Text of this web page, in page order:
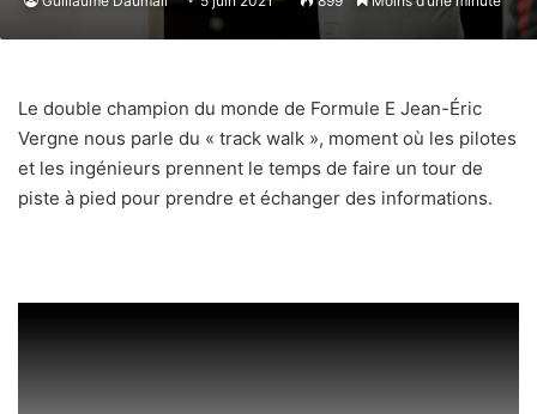
Le double champion du monde de Formule E Jean-Éric
Vergne nous parle du « track walk », moment où les pilotes
et les ingénieurs prennent le temps de faire un tour de
piste à pied pour prendre et échanger des informations.